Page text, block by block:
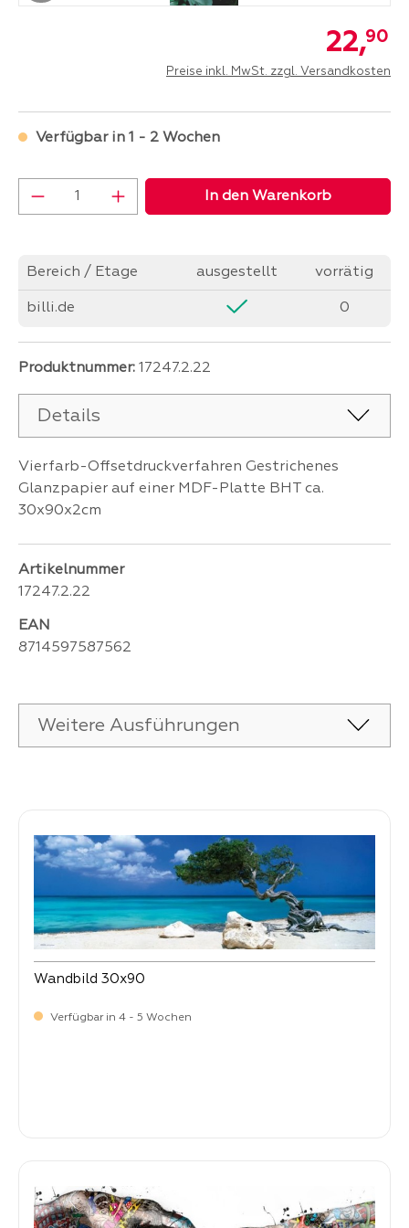
22,90
Preise inkl. MwSt. zzgl. Versandkosten
Verfügbar in 1 - 2 Wochen
Produkt Anzahl: Gib den gewünschten
In den Warenkorb
Bereich / Etage ausgestellt vorrätig
billi.de 0
Produktnummer: 17247.2.22
Details
Vierfarb-Offsetdruckverfahren Gestrichenes
Glanzpapier auf einer MDF-Platte BHT ca.
30x90x2cm
Artikelnummer
17247.2.22
EAN
8714597587562
Weitere Ausführungen
Wandbild 30x90
Verfügbar in 4 - 5 Wochen